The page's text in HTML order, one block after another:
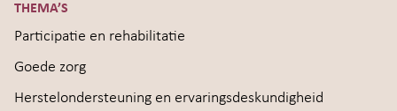
THEMA’S
Participatie en rehabilitatie
Goede zorg
Herstelondersteuning en ervaringsdeskundigheid